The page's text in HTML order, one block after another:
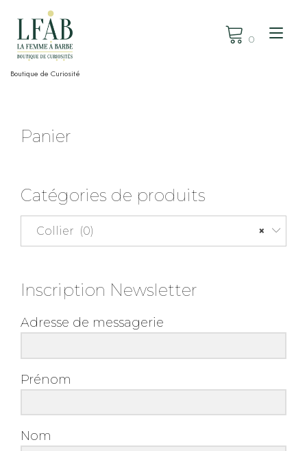
Boutique de Curiosité
0
Panier
Catégories de produits
×
Collier (0)
Inscription Newsletter
Adresse de messagerie
Prénom
Nom